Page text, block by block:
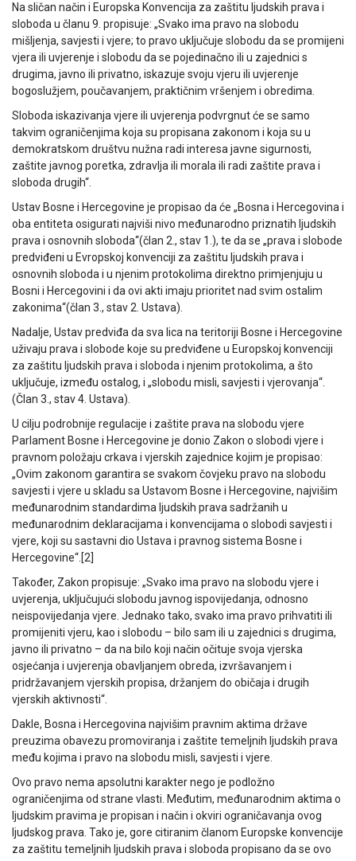
Na sličan način i Europska Konvencija za zaštitu ljudskih prava i
sloboda u članu 9. propisuje: „Svako ima pravo na slobodu
mišljenja, savjesti i vjere; to pravo uključuje slobodu da se promijeni
vjera ili uvjerenje i slobodu da se pojedinačno ili u zajednici s
drugima, javno ili privatno, iskazuje svoju vjeru ili uvjerenje
bogoslužjem, poučavanjem, praktičnim vršenjem i obredima.
Sloboda iskazivanja vjere ili uvjerenja podvrgnut će se samo
takvim ograničenjima koja su propisana zakonom i koja su u
demokratskom društvu nužna radi interesa javne sigurnosti,
zaštite javnog poretka, zdravlja ili morala ili radi zaštite prava i
sloboda drugih“.
Ustav Bosne i Hercegovine je propisao da će „Bosna i Hercegovina i
oba entiteta osigurati najviši nivo međunarodno priznatih ljudskih
prava i osnovnih sloboda“(član 2., stav 1.), te da se „prava i slobode
predviđeni u Evropskoj konvenciji za zaštitu ljudskih prava i
osnovnih sloboda i u njenim protokolima direktno primjenjuju u
Bosni i Hercegovini i da ovi akti imaju prioritet nad svim ostalim
zakonima“(član 3., stav 2. Ustava).
Nadalje, Ustav predviđa da sva lica na teritoriji Bosne i Hercegovine
uživaju prava i slobode koje su predviđene u Europskoj konvenciji
za zaštitu ljudskih prava i sloboda i njenim protokolima, a što
uključuje, između ostalog, i „slobodu misli, savjesti i vjerovanja“.
(Član 3., stav 4. Ustava).
U cilju podrobnije regulacije i zaštite prava na slobodu vjere
Parlament Bosne i Hercegovine je donio Zakon o slobodi vjere i
pravnom položaju crkava i vjerskih zajednice kojim je propisao:
„Ovim zakonom garantira se svakom čovjeku pravo na slobodu
savjesti i vjere u skladu sa Ustavom Bosne i Hercegovine, najvišim
međunarodnim standardima ljudskih prava sadržanih u
međunarodnim deklaracijama i konvencijama o slobodi savjesti i
vjere, koji su sastavni dio Ustava i pravnog sistema Bosne i
Hercegovine“.[2]
Također, Zakon propisuje: „Svako ima pravo na slobodu vjere i
uvjerenja, uključujući slobodu javnog ispovijedanja, odnosno
neispovijedanja vjere. Jednako tako, svako ima pravo prihvatiti ili
promijeniti vjeru, kao i slobodu – bilo sam ili u zajednici s drugima,
javno ili privatno – da na bilo koji način očituje svoja vjerska
osjećanja i uvjerenja obavljanjem obreda, izvršavanjem i
pridržavanjem vjerskih propisa, držanjem do običaja i drugih
vjerskih aktivnosti“.
Dakle, Bosna i Hercegovina najvišim pravnim aktima države
preuzima obavezu promoviranja i zaštite temeljnih ljudskih prava
među kojima i pravo na slobodu misli, savjesti i vjere.
Ovo pravo nema apsolutni karakter nego je podložno
ograničenjima od strane vlasti. Međutim, međunarodnim aktima o
ljudskim pravima je propisan i način i okviri ograničavanja ovog
ljudskog prava. Tako je, gore citiranim članom Europske konvencije
za zaštitu temeljnih ljudskih prava i sloboda propisano da se ovo